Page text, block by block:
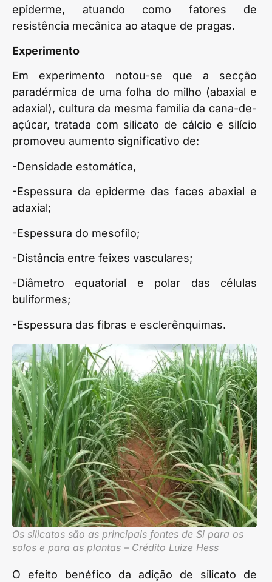
epiderme, atuando como fatores de
resistência mecânica ao ataque de pragas.
Experimento
Em experimento notou-se que a secção
paradérmica de uma folha do milho (abaxial e
adaxial), cultura da mesma família da cana-de-
açúcar, tratada com silicato de cálcio e silício
promoveu aumento significativo de:
-Densidade estomática,
-Espessura da epiderme das faces abaxial e
adaxial;
-Espessura do mesofilo;
-Distância entre feixes vasculares;
-Diâmetro equatorial e polar das células
buliformes;
-Espessura das fibras e esclerênquimas.
Os silicatos são as principais fontes de Si para os
solos e para as plantas – Crédito Luize Hess
O efeito benéfico da adição de silicato de